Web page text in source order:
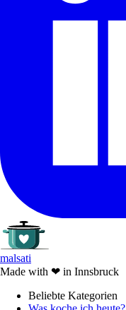
malsati
Made with ❤ in Innsbruck
Beliebte Kategorien